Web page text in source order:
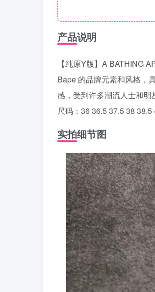
产品说明
【纯原Y版】A BATHING
Bape 的品牌元素和风格，
感，受到许多潮流人士和明
尺码：36 36.5 37.5 38
实拍细节图